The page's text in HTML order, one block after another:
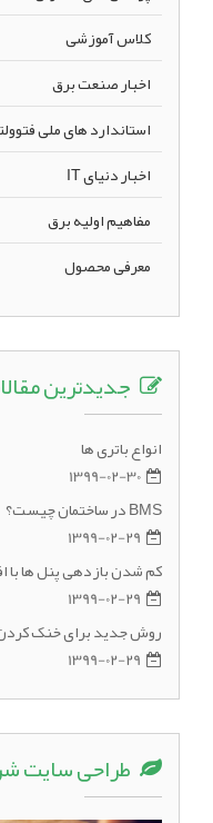
کلاس آموزشی
اخبار صنعت برق
استاندارد های ملی
اخبار دنیای IT
مفاهیم اولیه برق
معرفی محصول
جدیدترین
انواع باتری ها
1399-02-30
BMS در ساختمان چیست؟
1399-02-29
کم شدن بازدهی پنل ها با
1399-02-29
روش جدید برای خنک
1399-02-29
طراحی سایت